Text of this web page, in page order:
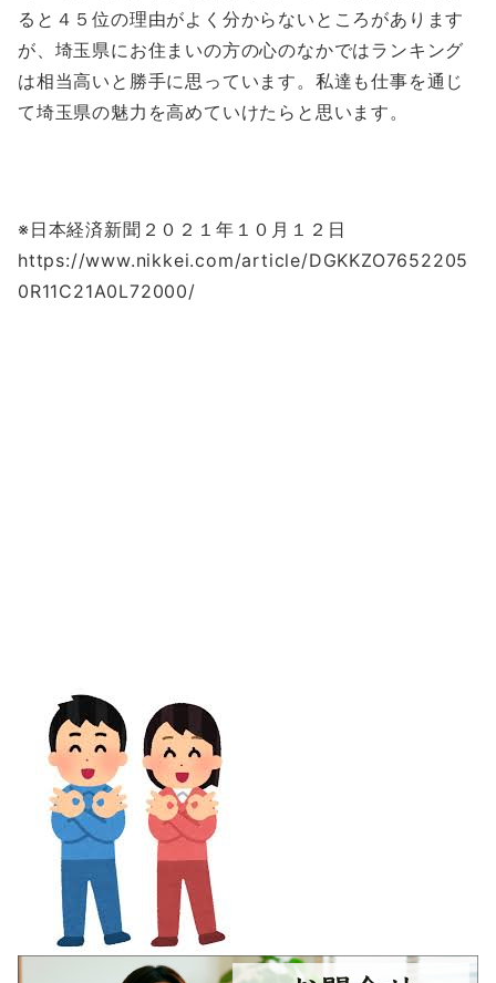
ると４５位の理由がよく分からないところがあります
が、埼玉県にお住まいの方の心のなかではランキング
は相当高いと勝手に思っています。私達も仕事を通じ
て埼玉県の魅力を高めていけたらと思います。
※日本経済新聞２０２１年１０月１２日
https://www.nikkei.com/article/DGKKZO7652205
0R11C21A0L72000/